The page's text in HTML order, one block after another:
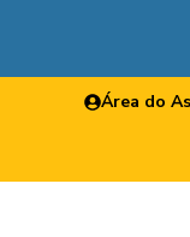
Área do